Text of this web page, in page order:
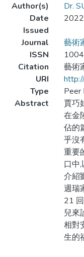
Author(s)
Dr.
Date
Issued
2022
Journal
藝術
ISSN
Citation
藝術
URI
Type
Peer
Abstract
賈巧
在金
佔的
乎沒
重要
口中
介紹
週瑞
21
兒來
相對
生的